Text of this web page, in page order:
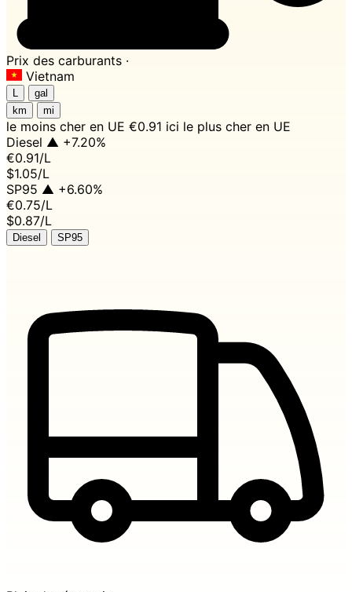
Prix des carburants ·
Vietnam
L
gal
km
mi
le moins cher en UE €0.91 ici le plus cher en UE
Diesel ▲ +7.20%
€0.91/L
$1.05/L
SP95 ▲ +6.60%
€0.75/L
$0.87/L
Diesel SP95